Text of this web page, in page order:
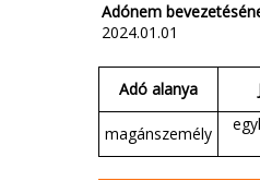
Adónem
2024.01.01
Adó alanya
magánszemély